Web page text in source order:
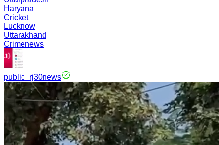
Haryana
Cricket
Lucknow
Uttarakhand
Crimenews
public_rj30news